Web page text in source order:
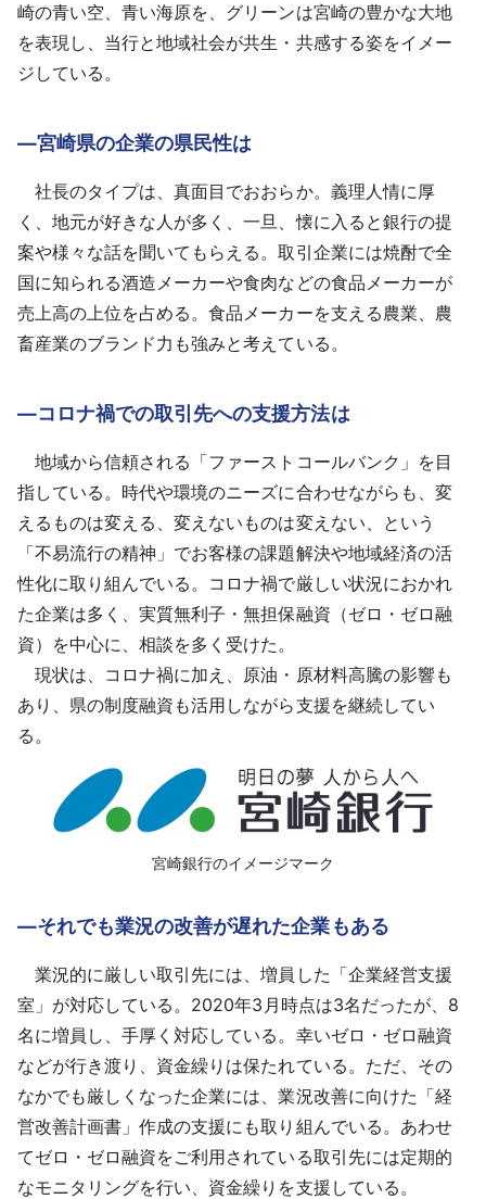
崎の青い空、青い海原を、グリーンは宮崎の豊かな大地
を表現し、当行と地域社会が共生・共感する姿をイメー
ジしている。
―宮崎県の企業の県民性は
社長のタイプは、真面目でおおらか。義理人情に厚
く、地元が好きな人が多く、一旦、懐に入ると銀行の提
案や様々な話を聞いてもらえる。取引企業には焼酎で全
国に知られる酒造メーカーや食肉などの食品メーカーが
売上高の上位を占める。食品メーカーを支える農業、農
畜産業のブランド力も強みと考えている。
―コロナ禍での取引先への支援方法は
地域から信頼される「ファーストコールバンク」を目
指している。時代や環境のニーズに合わせながらも、変
えるものは変える、変えないものは変えない、という
「不易流行の精神」でお客様の課題解決や地域経済の活
性化に取り組んでいる。コロナ禍で厳しい状況におかれ
た企業は多く、実質無利子・無担保融資（ゼロ・ゼロ融
資）を中心に、相談を多く受けた。
現状は、コロナ禍に加え、原油・原材料高騰の影響も
あり、県の制度融資も活用しながら支援を継続してい
る。
‌宮崎銀行のイメージマーク
―それでも業況の改善が遅れた企業もある
業況的に厳しい取引先には、増員した「企業経営支援
室」が対応している。2020年3月時点は3名だったが、8
名に増員し、手厚く対応している。幸いゼロ・ゼロ融資
などが行き渡り、資金繰りは保たれている。ただ、その
なかでも厳しくなった企業には、業況改善に向けた「経
営改善計画書」作成の支援にも取り組んでいる。あわせ
てゼロ・ゼロ融資をご利用されている取引先には定期的
なモニタリングを行い、資金繰りを支援している。